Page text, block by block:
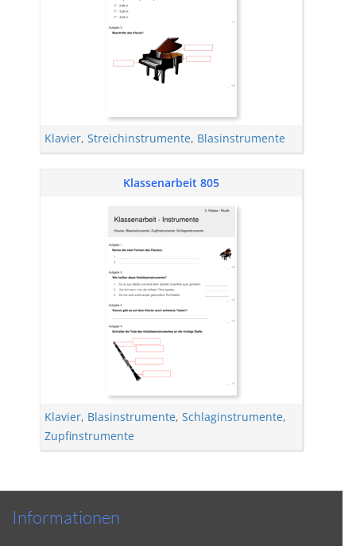
Klavier, Streichinstrumente, Blasinstrumente
Klassenarbeit 805
Klavier, Blasinstrumente, Schlaginstrumente,
Zupfinstrumente
Informationen